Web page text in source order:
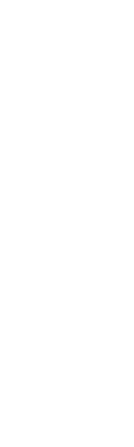
menu
menu
menu